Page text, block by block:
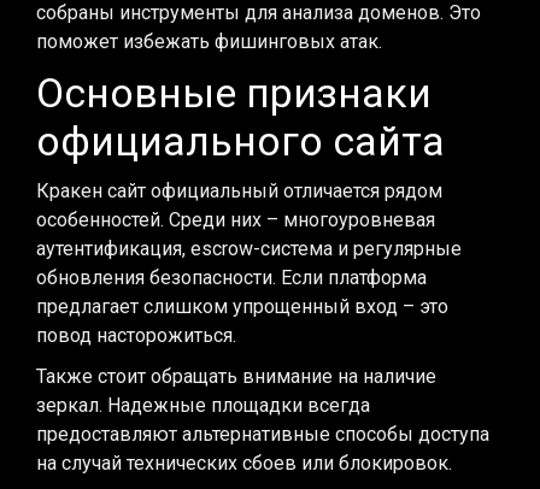
собраны инструменты для анализа доменов. Это
поможет избежать фишинговых атак.
Основные признаки
официального сайта
Кракен сайт официальный отличается рядом
особенностей. Среди них – многоуровневая
аутентификация, escrow-система и регулярные
обновления безопасности. Если платформа
предлагает слишком упрощенный вход – это
повод насторожиться.
Также стоит обращать внимание на наличие
зеркал. Надежные площадки всегда
предоставляют альтернативные способы доступа
на случай технических сбоев или блокировок.